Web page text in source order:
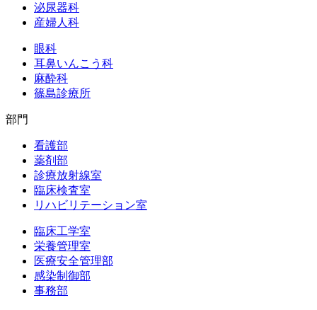
泌尿器科
産婦人科
眼科
耳鼻いんこう科
麻酔科
篠島診療所
部門
看護部
薬剤部
診療放射線室
臨床検査室
リハビリテーション室
臨床工学室
栄養管理室
医療安全管理部
感染制御部
事務部